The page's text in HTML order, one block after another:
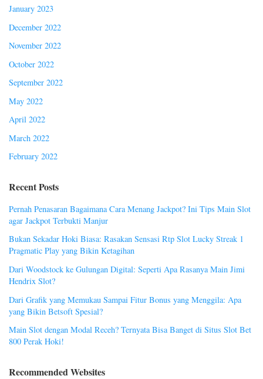
January 2023
December 2022
November 2022
October 2022
September 2022
May 2022
April 2022
March 2022
February 2022
Recent Posts
Pernah Penasaran Bagaimana Cara Menang Jackpot? Ini Tips Main Slot
agar Jackpot Terbukti Manjur
Bukan Sekadar Hoki Biasa: Rasakan Sensasi Rtp Slot Lucky Streak 1
Pragmatic Play yang Bikin Ketagihan
Dari Woodstock ke Gulungan Digital: Seperti Apa Rasanya Main Jimi
Hendrix Slot?
Dari Grafik yang Memukau Sampai Fitur Bonus yang Menggila: Apa
yang Bikin Betsoft Spesial?
Main Slot dengan Modal Receh? Ternyata Bisa Banget di Situs Slot Bet
800 Perak Hoki!
Recommended Websites